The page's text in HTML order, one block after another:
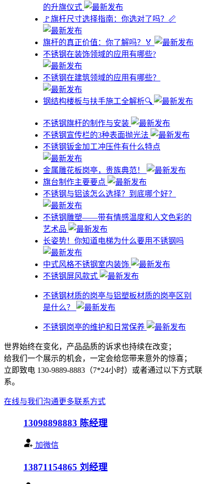
的升旗仪式
🚩旗杆尺寸选择指南：你选对了吗？📏
旗杆的真正价值：你了解吗？🏅
不锈钢在装饰领域的应用有哪些?
不锈钢在建筑领域的应用有哪些？
钢结构楼板与扶手施工全解析🔍
不锈钢旗杆的制作与安装
不锈钢宣传栏的3种表面抛光法
不锈钢钣金加工冲压件有什么特点
金属雕花板岗亭，贵族典范！
旗台制作主要要点
不锈钢与铝该怎么选择？到底哪个好？
不锈钢雕塑——带有情感温度和人文色彩的
艺术品
​长姿势！你知道电梯为什么要用不锈钢吗
中式风格不锈钢室内装饰
不锈钢屏风款式
不锈钢材质的岗亭与铝塑板材质的岗亭区别
是什么？
不锈钢岗亭的维护和日常保养
世界始终在变化，产品品质的诉求也持续在改变；
给我们一个展示的机会，一定会给您带来意外的惊喜；
立即致电 130-9889-8883（7*24小时）或者通过以下方式联
系。
在线与我们沟通更多联系方式
13098898883 陈经理
加微信
13871154865 刘经理